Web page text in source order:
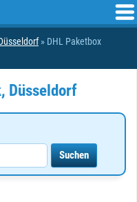
» DHL Paketbox
Düsseldorf